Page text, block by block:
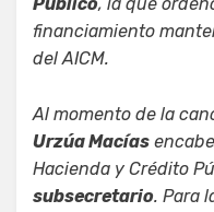
Público, la que
financiamiento
del AICM.
Al momento de la
Urzúa Macías
Hacienda y Crédito
subsecretario. Para